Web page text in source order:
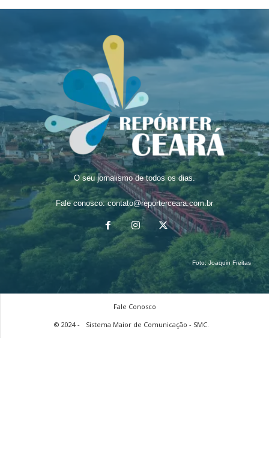
O seu jornalismo de todos os dias.
Fale conosco: contato@reporterceara.com.br
Foto: Joaquin Freitas
Fale Conosco
© 2024 -
Sistema Maior de Comunicação - SMC.